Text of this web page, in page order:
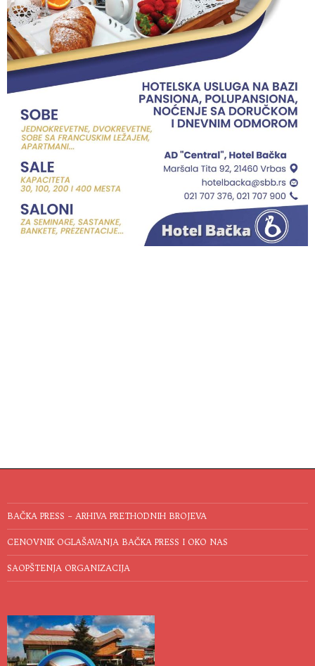
BAČKA PRESS – ARHIVA PRETHODNIH BROJEVA
CENOVNIK OGLAŠAVANJA BAČKA PRESS I OKO NAS
SAOPŠTENJA ORGANIZACIJA